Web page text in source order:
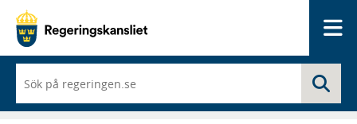
du
börjar
skriva